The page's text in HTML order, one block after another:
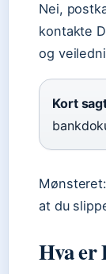
Nei,
kontakte
og
Kort
at du
Hva er